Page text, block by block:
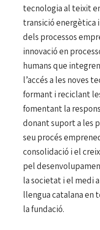
tecnologia al teixit
transició energètica
dels processos
innovació en
humans que
l’accés a les noves
formant i reciclant
fomentant la
donant suport a les
seu procés
consolidació i el
pel
la societat i el medi
llengua catalana en
la fundació.